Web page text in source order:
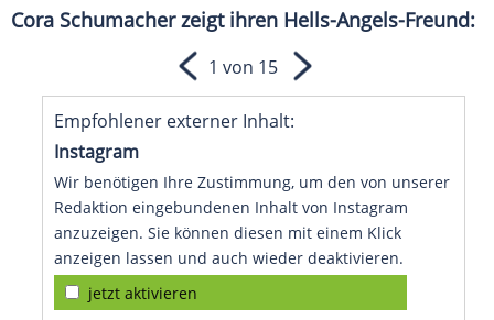
Cora Schumacherzeigt ihren Hells-Angels-Freund:
Empfohlener externer Inhalt:
Instagram
Wir benötigen Ihre Zustimmung, um den von unserer
Redaktion eingebundenen Inhalt von Instagram
anzuzeigen. Sie können diesen mit einem Klick
anzeigen lassen und auch wieder deaktivieren.
jetzt aktivieren
1 von 15